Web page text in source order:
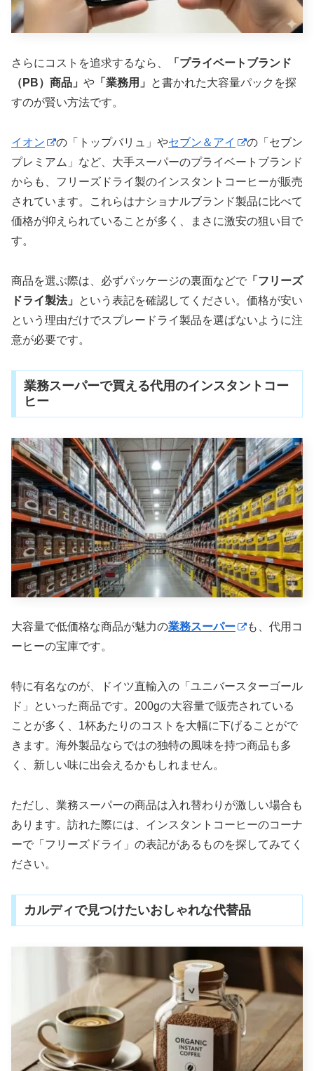
さらにコストを追求するなら、
「プライベートブランド
（PB）商品」 や 「業務用」
と書かれた大容量パックを探
すのが賢い方法です。
イオン の「トップバリュ」やセブン＆アイ
の「セブン
プレミアム」など、大手スーパーのプライベートブランド
からも、フリーズドライ製のインスタントコーヒーが販売
されています。これらはナショナルブランド製品に比べて
価格が抑えられていることが多く、まさに激安の狙い目で
す。
商品を選ぶ際は、必ずパッケージの裏面などで 「フリーズ
ドライ製法」
という表記を確認してください。価格が安い
という理由だけでスプレードライ製品を選ばないように注
意が必要です。
業務スーパーで買える代用のインスタントコー
ヒー
大容量で低価格な商品が魅力の業務スーパー
も、代用コ
ーヒーの宝庫です。
特に有名なのが、ドイツ直輸入の「ユニバースターゴール
ド」といった商品です。200gの大容量で販売されている
ことが多く、1杯あたりのコストを大幅に下げることがで
きます。海外製品ならではの独特の風味を持つ商品も多
く、新しい味に出会えるかもしれません。
ただし、業務スーパーの商品は入れ替わりが激しい場合も
あります。訪れた際には、インスタントコーヒーのコーナ
ーで「フリーズドライ」の表記があるものを探してみてく
ださい。
カルディで見つけたいおしゃれな代替品